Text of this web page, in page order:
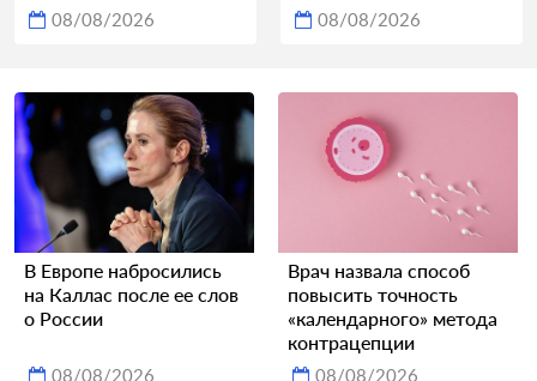
08/08/2026 08/08/2026
В Европе набросились
на Каллас после ее слов
о России
08/08/2026
Врач назвала способ
повысить точность
«календарного» метода
контрацепции
08/08/2026